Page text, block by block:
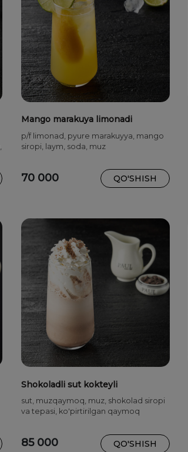
Mango marakuya limonadi
p/f limonad, pyure marakuyya, mango
siropi, laym, soda, muz
70 000 QO'SHISH
Shokoladli sut kokteyli
sut, muzqaymoq, muz, shokolad siropi
va tepasi, ko'pirtirilgan qaymoq
85 000 QO'SHISH